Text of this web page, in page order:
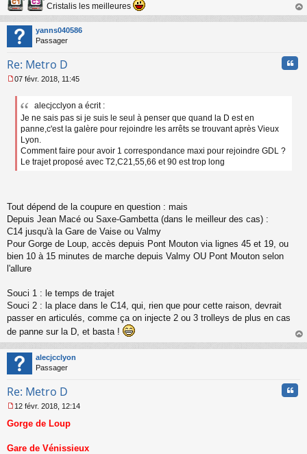
Cristalis les meilleures
au
yanns040586
Passager
Re: Metro D
e
07 févr. 2018, 11:45
alecjcclyon a écrit :
Je ne sais pas si je suis le seul à penser que quand la D est en
panne,c'est la galère pour rejoindre les arrêts se trouvant après Vieux
Lyon.
Comment faire pour avoir 1 correspondance maxi pour rejoindre GDL ?
Le trajet proposé avec T2,C21,55,66 et 90 est trop long
Tout dépend de la coupure en question : mais
Depuis Jean Macé ou Saxe-Gambetta (dans le meilleur des cas) :
C14 jusqu'à la Gare de Vaise ou Valmy
Pour Gorge de Loup, accès depuis Pont Mouton via lignes 45 et 19, ou
bien 10 à 15 minutes de marche depuis Valmy OU Pont Mouton selon
l'allure
Souci 1 : le temps de trajet
Souci 2 : la place dans le C14, qui, rien que pour cette raison, devrait
passer en articulés, comme ça on injecte 2 ou 3 trolleys de plus en cas
de panne sur la D, et basta !
au
alecjcclyon
Passager
Re: Metro D
e
s
12 févr. 2018, 12:14
Gorge de Loup
Gare de Vénissieux